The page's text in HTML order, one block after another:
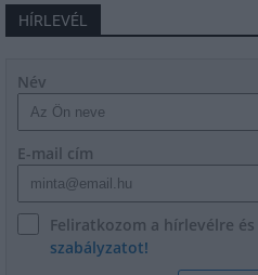
HÍRLEVÉL
Név
E-mail cím
Feliratkozom a hírlevélre
szabályzatot!